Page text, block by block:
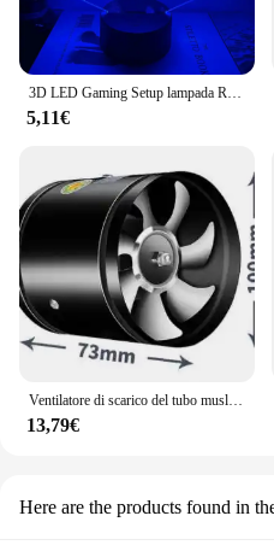
3D LED Gaming Setup lampada RGB USB Powered Gaming Room lampada per bambini camera da letto luci notturne lampada da tavolo a LED illuminazione per interni regali
5,11€
Ventilatore di scarico del tubo muslimb ventilatore dell'aria ventilazione del tubo metallico ventilatore di scarico Mini estrattore ventilatore da parete per wc da bagno
13,79€
Here are the products found in